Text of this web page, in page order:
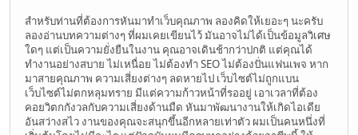
สำหรับท่านที่ต้องการหันมาทำเว็บคุณภาพ ลองคิดให้เยอะๆ นะครับ
ลองอ่านบทความต่างๆ ที่ผมเคยเขียนไว้ มันอาจไม่ได้เป็นข้อมูลวิเศษ
ใดๆ แต่เป็นความยั่งยืนในงาน คุณอาจเดินช้ากว่าปกติ แต่คุณได้
ทำงานอย่างสบาย ไม่เหนื่อย ไม่ต้องทำ SEO ไม่ต้องปั่นแฟนเพจ หาก
มาสายคุณภาพ ความเสี่ยงต่างๆ ลดหายไป เว็บไซต์ไม่ถูกแบน
เว็บไซต์ไม่ตกหลุมทราย มีแต่ความก้าวหน้าที่รออยู่ เอาเวลาที่ต้อง
คอยวิตกกังวลกับความเสี่ยงด้านมืด หันมาพัฒนางานให้เกิดไอเดีย
อันสว่างสไว งานของคุณจะสนุกขึ้นอีกหลายเท่าตัว ผมเป็นคนหนึ่งที่